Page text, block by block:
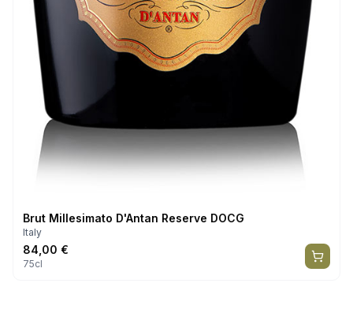
Brut Millesimato D'Antan Reserve DOCG
Italy
84,00 €
75cl